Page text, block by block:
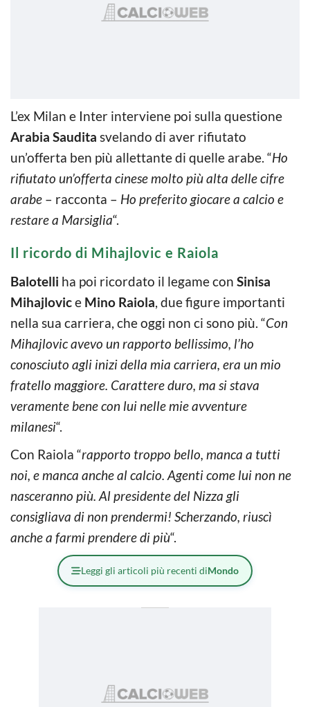
L’ex Milan e Inter interviene poi sulla questione
Arabia Saudita svelando di aver rifiutato
un’offerta ben più allettante di quelle arabe. “Ho
rifiutato un’offerta cinese molto più alta delle cifre
arabe – racconta – Ho preferito giocare a calcio e
restare a Marsiglia“.
Il ricordo di Mihajlovic e Raiola
Balotelli ha poi ricordato il legame con Sinisa
Mihajlovice Mino Raiola, due figure importanti
nella sua carriera, che oggi non ci sono più. “Con
Mihajlovic avevo un rapporto bellissimo, l’ho
conosciuto agli inizi della mia carriera, era un mio
fratello maggiore. Carattere duro, ma si stava
veramente bene con lui nelle mie avventure
milanesi“.
Con Raiola “rapporto troppo bello, manca a tutti
noi, e manca anche al calcio. Agenti come lui non ne
nasceranno più. Al presidente del Nizza gli
consigliava di non prendermi! Scherzando, riuscì
anche a farmi prendere di più“.
Leggi gli articoli più recenti diMondo